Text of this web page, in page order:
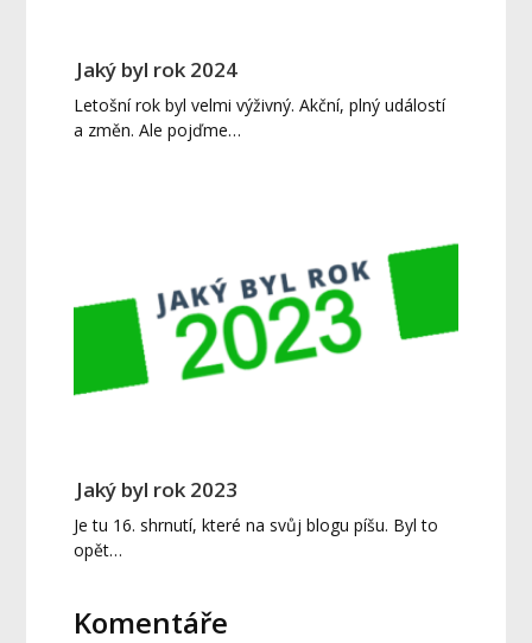
Jaký byl rok 2024
Letošní rok byl velmi výživný. Akční, plný událostí
a změn. Ale pojďme…
Jaký byl rok 2023
Je tu 16. shrnutí, které na svůj blogu píšu. Byl to
opět…
Komentáře